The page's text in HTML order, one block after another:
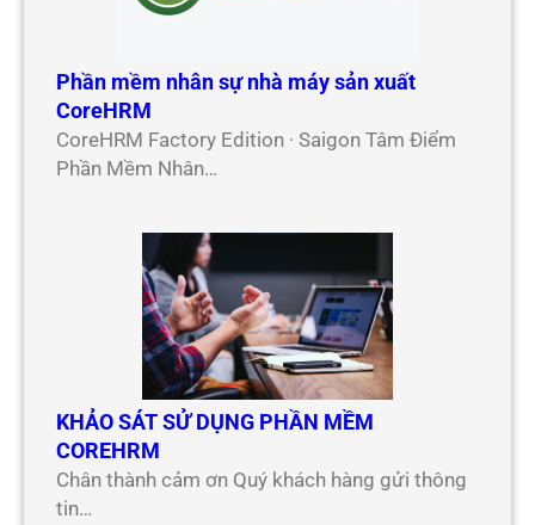
Phần mềm nhân sự nhà máy sản xuất
CoreHRM
CoreHRM Factory Edition · Saigon Tâm Điểm
Phần Mềm Nhân…
KHẢO SÁT SỬ DỤNG PHẦN MỀM
COREHRM
Chân thành cảm ơn Quý khách hàng gửi thông
tin…